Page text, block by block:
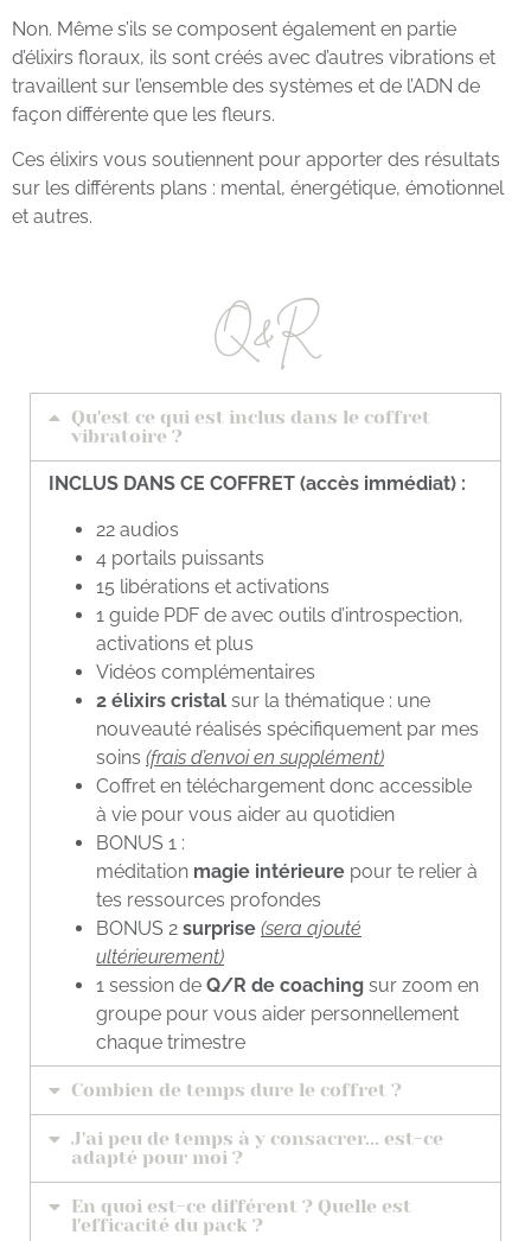
Non. Même s’ils se composent également en partie
d’élixirs floraux, ils sont créés avec d’autres vibrations et
travaillent sur l’ensemble des systèmes et de l’ADN de
façon différente que les fleurs.
Ces élixirs vous soutiennent pour apporter des résultats
sur les différents plans : mental, énergétique, émotionnel
et autres.
Q&R
Qu'est ce qui est inclus dans le coffret
vibratoire ?
INCLUS DANS CE COFFRET (accès immédiat) :
22 audios
4 portails puissants
15 libérations et activations
1 guide PDF de avec outils d’introspection,
activations et plus
Vidéos complémentaires
2 élixirs cristal sur la thématique : une
nouveauté réalisés spécifiquement par mes
soins (frais d’envoi en supplément)
Coffret en téléchargement donc accessible
à vie pour vous aider au quotidien
BONUS 1 :
méditation magie intérieure pour te relier à
tes ressources profondes
BONUS 2 surprise (sera ajouté
ultérieurement)
1 session de Q/R de coaching sur zoom en
groupe pour vous aider personnellement
chaque trimestre
Combien de temps dure le coffret ?
J'ai peu de temps à y consacrer... est-ce
adapté pour moi ?
En quoi est-ce différent ? Quelle est
l'efficacité du pack ?